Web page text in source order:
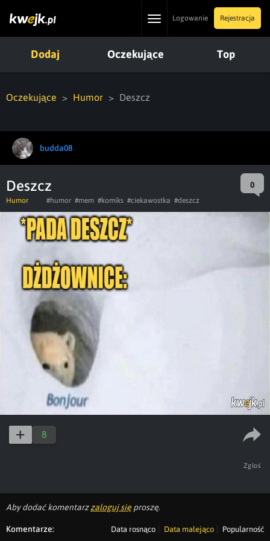
ToggleLogowanie Rejestracja
Dodaj Oczekujące Top
Oczekujące Humor Deszcz
budda08
Deszcz 0
Humor #humor #mem #komiks #ciekawostka #deszcz
8
Zgłoś
Aby dodać komentarzzaloguj się proszę.
Komentarze: Data rosnąco Data malejąco Popularność